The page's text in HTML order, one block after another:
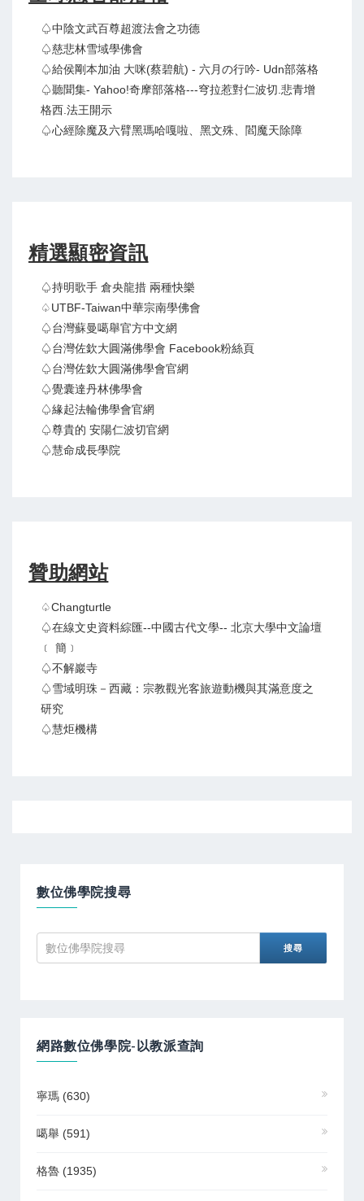
♤中陰文武百尊超渡法會之功德
♤慈悲林雪域學佛會
♤給侯剛本加油 大咪(蔡碧航) - 六月の行吟- Udn部落格
♤聽聞集- Yahoo!奇摩部落格---穹拉惹對仁波切.悲青增
格西.法王開示
♤心經除魔及六臂黑瑪哈嘎啦、黑文殊、閻魔天除障
精選顯密資訊
♤持明歌手 倉央龍措 兩種快樂
♤UTBF-Taiwan中華宗南學佛會
♤台灣蘇曼噶舉官方中文網
♤台灣佐欽大圓滿佛學會 Facebook粉絲頁
♤台灣佐欽大圓滿佛學會官網
♤覺囊達丹林佛學會
♤緣起法輪佛學會官網
♤尊貴的 安陽仁波切官網
♤慧命成長學院
贊助網站
♤Changturtle
♤在線文史資料綜匯--中國古代文學-- 北京大學中文論壇
﹝ 簡﹞
♤不解巖寺
♤雪域明珠－西藏：宗教觀光客旅遊動機與其滿意度之
研究
♤慧炬機構
數位佛學院搜尋
網路數位佛學院-以教派查詢
寧瑪 (630)
噶舉 (591)
格魯 (1935)